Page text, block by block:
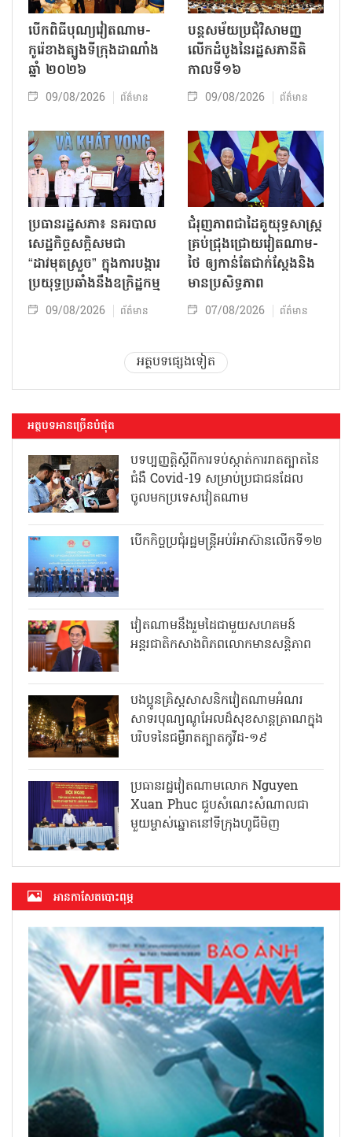
បើកពិធីបុណ្យវៀតណាម-
កូរ៉េខាងត្បូងទីក្រុងដាណាំង
ឆ្នាំ ២០២៦
09/08/2026 ព័ត៌មាន
បន្តសម័យប្រជុំវិសាមញ្ញ
លើកដំបូងនៃរដ្ឋសភានីតិ
កាលទី១៦
09/08/2026 ព័ត៌មាន
ប្រធានរដ្ឋសភា៖ នគរបាល
សេដ្ឋកិច្ចសក្តិសមជា
“ដាវមុតស្រួច” ក្នុងការបង្ការ
ប្រយុទ្ធប្រឆាំងនឹងឧក្រិដ្ឋកម្ម
09/08/2026 ព័ត៌មាន
ជំរុញភាពជាដៃគូយុទ្ធសាស្ត្រ
គ្រប់ជ្រុងជ្រោយវៀតណាម-
ថៃ ឲ្យកាន់តែជាក់ស្ដែងនិង
មានប្រសិទ្ធភាព
07/08/2026 ព័ត៌មាន
អត្ថបទផ្សេងទៀត
អត្ថបទអានច្រើនបំផុត
បទប្បញ្ញត្តិស្តីពីការទប់ស្កាត់ការរាតត្បាតនៃ
ជំងឺ Covid-19 សម្រាប់ប្រជាជនដែល
ចូលមកប្រទេសវៀតណាម
បើកកិច្ចប្រជុំរដ្ឋមន្ត្រីអប់រំអាស៊ានលើកទី១២
វៀតណាមនឹងរួមដៃជាមួយសហគមន៍
អន្តរជាតិកសាងពិភពលោកមានសន្តិភាព
បងប្អូនគ្រិស្តសាសនិកវៀតណាមអំណរ
សាទរបុណ្យណូអែលដ៏សុខសាន្តត្រាណក្នុង
បរិបទនៃជម្ងឺរាតត្បាតកូវីដ-១៩
ប្រធានរដ្ឋវៀតណាមលោក Nguyen
Xuan Phuc ជួបសំណេះសំណាលជា
មួយម្ចាស់ឆ្នោតនៅទីក្រុងហូជីមិញ
អាន​កាសែត​បោះពុម្ភ